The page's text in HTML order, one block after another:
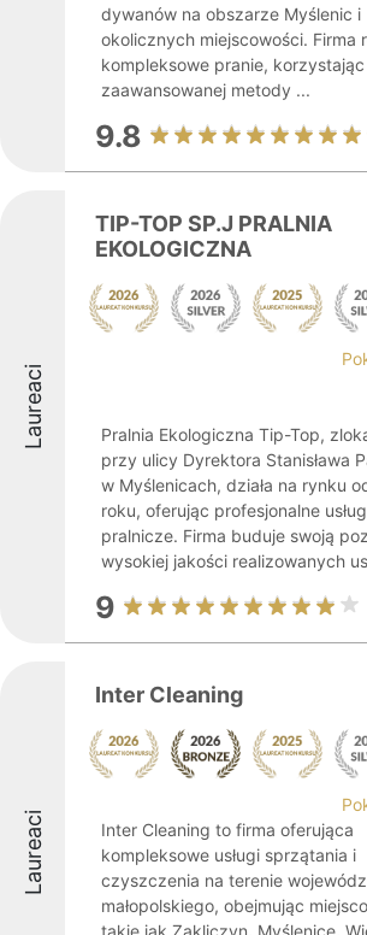
dywanów na obszarze Myślenic i
okolicznych miejscowości. Firma
kompleksowe pranie,
zaawansowanej metody ...
9.8
Laureaci
TIP-TOP SP.J PRALNIA
EKOLOGICZNA
Pralnia Ekologiczna Tip-Top,
przy ulicy Dyrektora Stanisława
w Myślenicach, działa na rynku
roku, oferując profesjonalne
pralnicze. Firma buduje swoją
wysokiej jakości realizowanych
9
Laureaci
Inter Cleaning
Inter Cleaning to firma oferująca
kompleksowe usługi sprzątania i
czyszczenia na terenie
małopolskiego, obejmując
takie jak Zakliczyn, Myślenice,